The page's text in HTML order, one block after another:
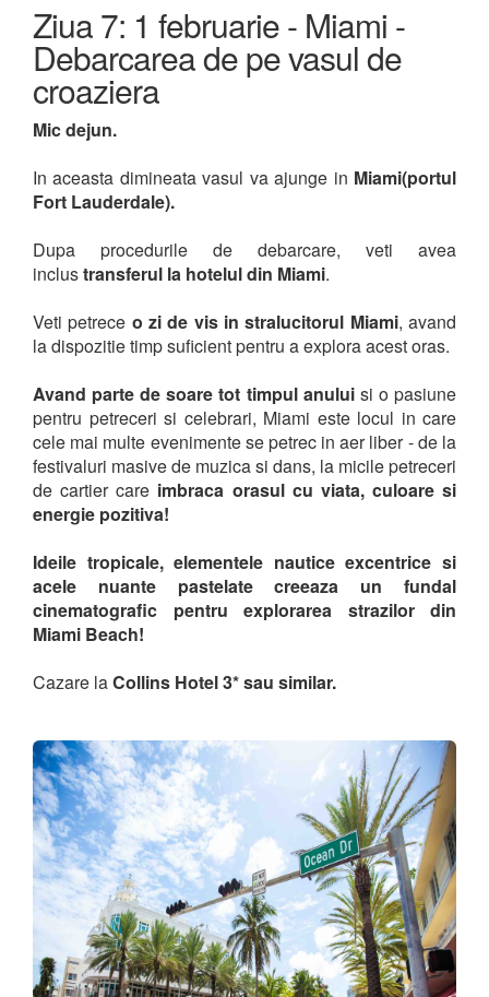
Ziua 7: 1 februarie - Miami -
Debarcarea de pe vasul de
croaziera
Mic dejun.
In aceasta dimineata vasul va ajunge in Miami(portul
Fort Lauderdale).
Dupa procedurile de debarcare, veti avea
inclustransferul la hotelul din Miami.
Veti petrece o zi de vis in stralucitorul Miami, avand
la dispozitie timp suficient pentru a explora acest oras.
Avand parte de soare tot timpul anuluisi o pasiune
pentru petreceri si celebrari, Miami este locul in care
cele mai multe evenimente se petrec in aer liber - de la
festivaluri masive de muzica si dans, la micile petreceri
de cartier care imbraca orasul cu viata, culoare si
energie pozitiva!
Ideile tropicale, elementele nautice excentrice si
acele nuante pastelate creeaza un fundal
cinematografic pentru explorarea strazilor din
Miami Beach!
Cazare laCollins Hotel 3* sau similar.